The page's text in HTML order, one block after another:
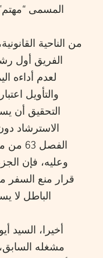
المسمى “مهتم”
من الناحية
الفريق أول
لعدم أداءه
والتأويل
التحقيق أن
الاسترشاد
الفصل
وعليه، فإن
قرار منع
الباطل لا
أخيرا، السيد
مشغله السابق،